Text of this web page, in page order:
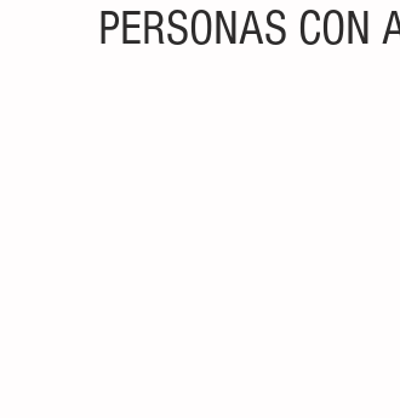
PERSONAS CON